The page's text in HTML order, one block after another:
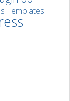
Templates